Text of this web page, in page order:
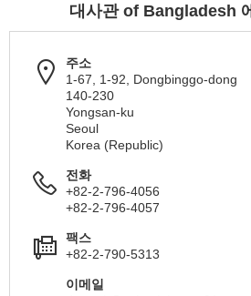
대사관 of Bangladesh
주소
1-67, 1-92, Dongbinggo-dong
140-230
Yongsan-ku
Seoul
Korea (Republic)
전화
+82-2-796-4056
+82-2-796-4057
팩스
+82-2-790-5313
이메일